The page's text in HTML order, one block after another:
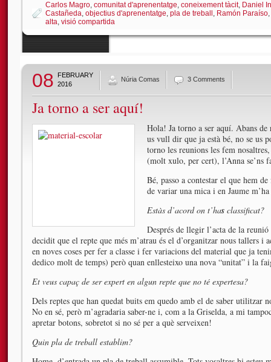
Carlos Magro, comunitat d'aprenentatge, coneixement tàcit, Daniel
Castañeda, objectius d'aprenentatge, pla de treball , Ramón Paraíso,
alta, visió compartida
08
FEBRUARY
2016
Núria Comas 3 Comments
Ja torno a ser aquí!
Hola! Ja torno a ser aquí. Abans de
us vull dir que ja està bé, no se us
torno les reunions les fem
(molt xulo, per cert), l’Anna se’ns
Bé, passo a contestar el que hem
de variar una mica i en Jaume
Estàs d’acord on t’has classificat?
Després de llegir l’acta de la
decidit que el repte que més m’atrau és el d’organitzar nous tallers i
en noves coses per fer a classe i fer variacions del material que ja
dedico molt de temps) però quan enllesteixo una nova “unitat” i la
Et veus capaç de ser expert en algun repte que no té expertesa?
Dels reptes que han quedat buits em quedo amb el de saber utilitzar
No en sé, però m’agradaria saber-ne i, com a la Griselda, a mi
apretar botons, sobretot si no sé per a què serveixen!
Quin pla de treball establim?